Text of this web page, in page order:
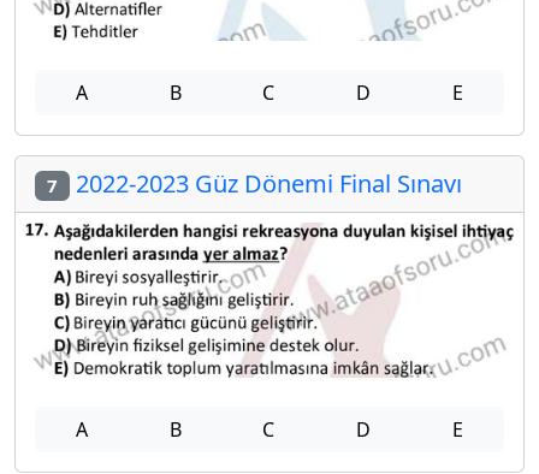
A B C D E
7 2022-2023 Güz Dönemi Final Sınavı
A B C D E